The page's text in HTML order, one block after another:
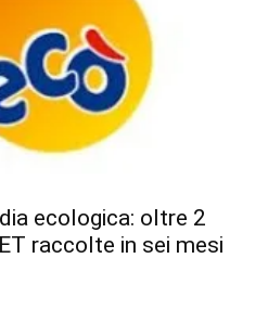
ecologica: oltre 2
raccolte in sei mesi